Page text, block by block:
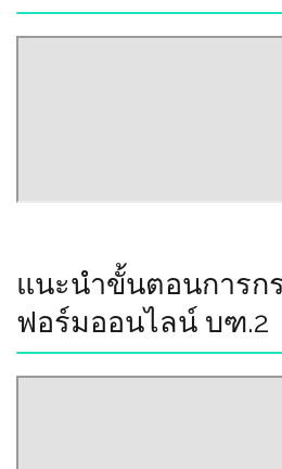
แนะนำขั้นตอนการก
ฟอร์มออนไลน์ บฑ.2